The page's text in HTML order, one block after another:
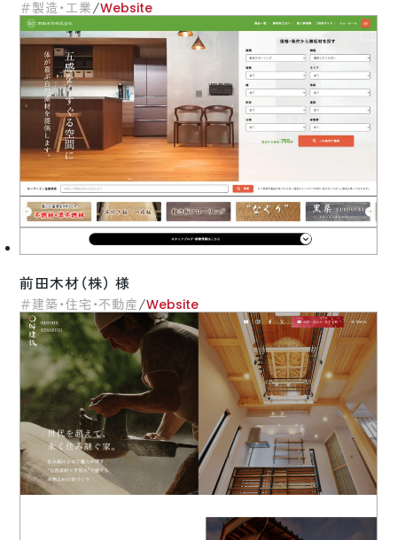
製造・工業 /Website
前田木材（株） 様
建築・住宅・不動産 /Website